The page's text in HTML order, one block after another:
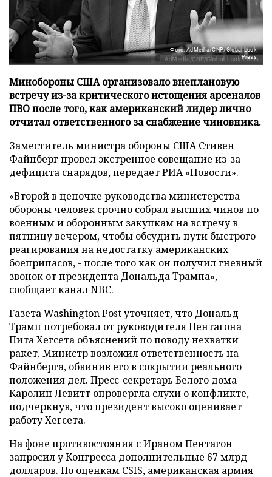
Фото: AdMedia/CNP/Global Look
Press
Минобороны США организовало внеплановую
встречу из-за критического истощения арсеналов
ПВО после того, как американский лидер лично
отчитал ответственного за снабжение чиновника.
Заместитель министра обороны США Стивен
Файнберг провел экстренное совещание из-за
дефицита снарядов, передаетРИА «Новости».
«Второй в цепочке руководства министерства
обороны человек срочно собрал высших чинов по
военным и оборонным закупкам на встречу в
пятницу вечером, чтобы обсудить пути быстрого
реагирования на недостатку американских
боеприпасов, - после того как он получил гневный
звонок от президента Дональда Трампа», –
сообщает канал NBC.
Газета Washington Post уточняет, что Дональд
Трамп потребовал от руководителя Пентагона
Пита Хегсета объяснений по поводу нехватки
ракет. Министр возложил ответственность на
Файнберга, обвинив его в сокрытии реального
положения дел. Пресс-секретарь Белого дома
Каролин Левитт опровергла слухи о конфликте,
подчеркнув, что президент высоко оценивает
работу Хегсета.
На фоне противостояния с Ираном Пентагон
запросил у Конгресса дополнительные 67 млрд
долларов. По оценкам CSIS, американская армия